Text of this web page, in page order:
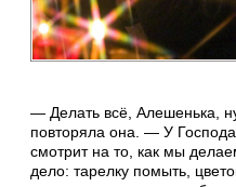
— Делать всё, Алешенька,
повторяла она. — У
смотрит на то, как мы
дело: тарелку помыть,